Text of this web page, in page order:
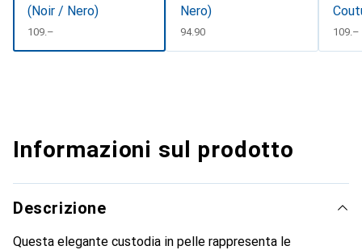
(Noir / Nero)
CHF
109.–
Nero)
CHF
94.90 CHF
109.–
Informazioni sul prodotto
Descrizione
Questa elegante custodia in pelle rappresenta le